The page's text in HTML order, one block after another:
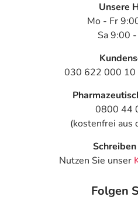
Unsere
Mo - Fr
Sa 9:00
030 622 000 10
0800 44
(kostenfrei aus
Nutzen Sie unser
Folgen